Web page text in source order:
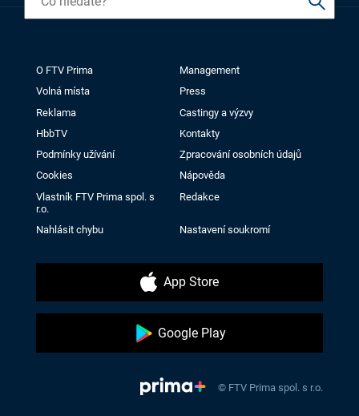
O FTV Prima
Management
Volná místa
Press
Reklama
Castingy a výzvy
HbbTV
Kontakty
Podmínky užívání
Zpracování osobních údajů
Cookies
Nápověda
Vlastník FTV Prima spol. s
r.o.
Redakce
Nahlásit chybu Nastavení soukromí
App Store
Google Play
© FTV Prima spol. s r.o.